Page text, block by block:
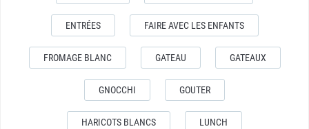
ENTRÉES FAIRE AVEC LES ENFANTS
FROMAGE BLANC GATEAU GATEAUX
GNOCCHI GOUTER
HARICOTS BLANCS LUNCH